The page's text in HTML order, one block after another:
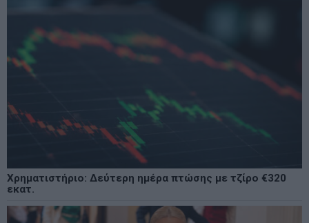
Χρηματιστήριο: Δεύτερη ημέρα πτώσης με τζίρο €320
εκατ.